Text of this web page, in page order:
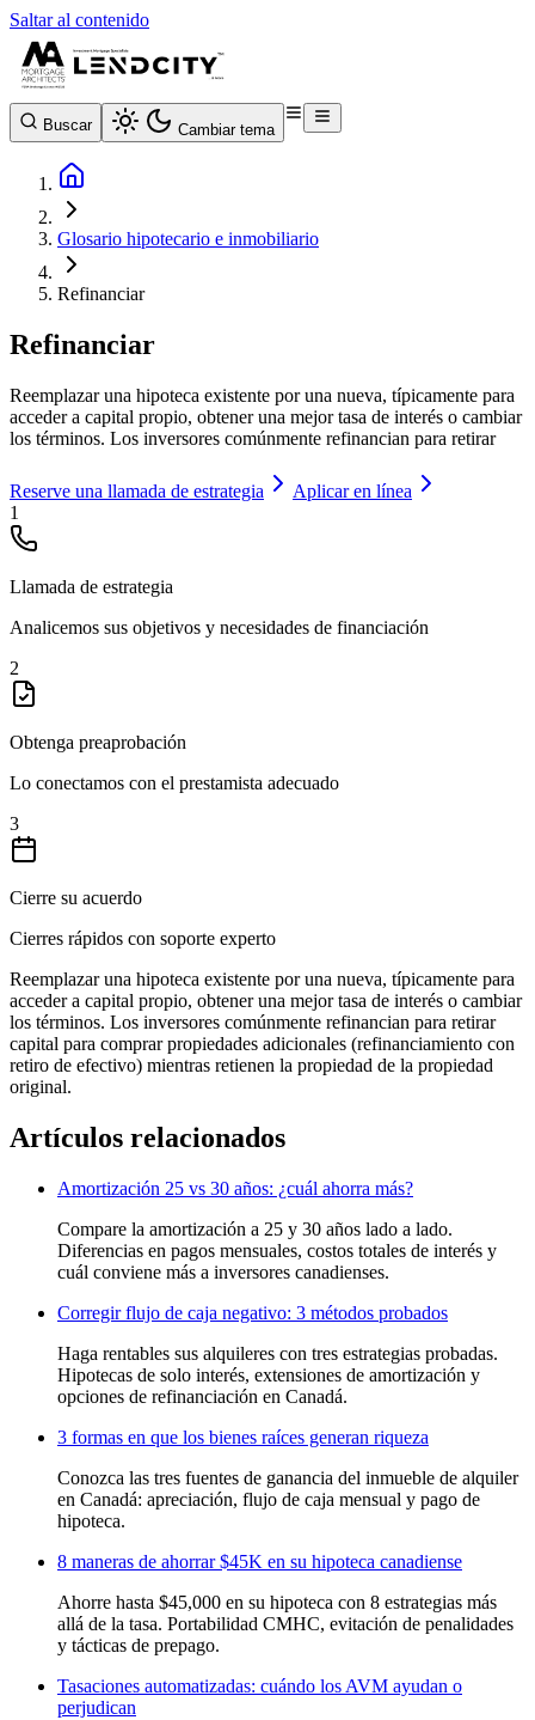
Saltar al contenido
Buscar Cambiar tema
Glosario hipotecario e inmobiliario
Refinanciar
Refinanciar
Reemplazar una hipoteca existente por una nueva, típicamente para
acceder a capital propio, obtener una mejor tasa de interés o cambiar
los términos. Los inversores comúnmente refinancian para retirar
Reserve una llamada de estrategia
Aplicar en línea
1
Llamada de estrategia
Analicemos sus objetivos y necesidades de financiación
2
Obtenga preaprobación
Lo conectamos con el prestamista adecuado
3
Cierre su acuerdo
Cierres rápidos con soporte experto
Reemplazar una hipoteca existente por una nueva, típicamente para
acceder a capital propio, obtener una mejor tasa de interés o cambiar
los términos. Los inversores comúnmente refinancian para retirar
capital para comprar propiedades adicionales (refinanciamiento con
retiro de efectivo) mientras retienen la propiedad de la propiedad
original.
Artículos relacionados
Amortización 25 vs 30 años: ¿cuál ahorra más?
Compare la amortización a 25 y 30 años lado a lado.
Diferencias en pagos mensuales, costos totales de interés y
cuál conviene más a inversores canadienses.
Corregir flujo de caja negativo: 3 métodos probados
Haga rentables sus alquileres con tres estrategias probadas.
Hipotecas de solo interés, extensiones de amortización y
opciones de refinanciación en Canadá.
3 formas en que los bienes raíces generan riqueza
Conozca las tres fuentes de ganancia del inmueble de alquiler
en Canadá: apreciación, flujo de caja mensual y pago de
hipoteca.
8 maneras de ahorrar $45K en su hipoteca canadiense
Ahorre hasta $45,000 en su hipoteca con 8 estrategias más
allá de la tasa. Portabilidad CMHC, evitación de penalidades
y tácticas de prepago.
Tasaciones automatizadas: cuándo los AVM ayudan o
perjudican